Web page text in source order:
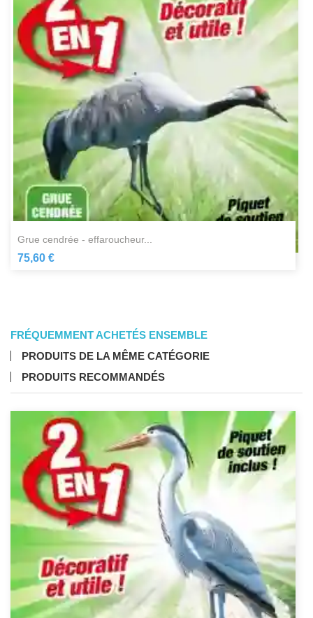
grue cendrée - effaroucheur...
75,60 €
FRÉQUEMMENT ACHETÉS ENSEMBLE
PRODUITS DE LA MÊME CATÉGORIE
PRODUITS RECOMMANDÉS